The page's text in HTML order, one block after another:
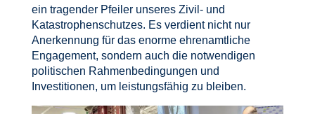
ein tragender Pfeiler unseres Zivil- und
Katastrophenschutzes. Es verdient nicht nur
Anerkennung für das enorme ehrenamtliche
Engagement, sondern auch die notwendigen
politischen Rahmenbedingungen und
Investitionen, um leistungsfähig zu bleiben.